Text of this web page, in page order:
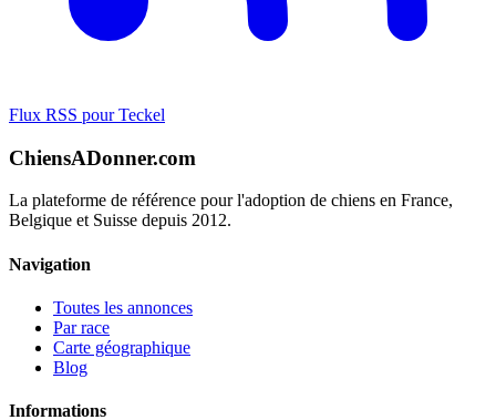
Flux RSS pour Teckel
ChiensADonner.com
La plateforme de référence pour l'adoption de chiens en France,
Belgique et Suisse depuis 2012.
Navigation
Toutes les annonces
Par race
Carte géographique
Blog
Informations